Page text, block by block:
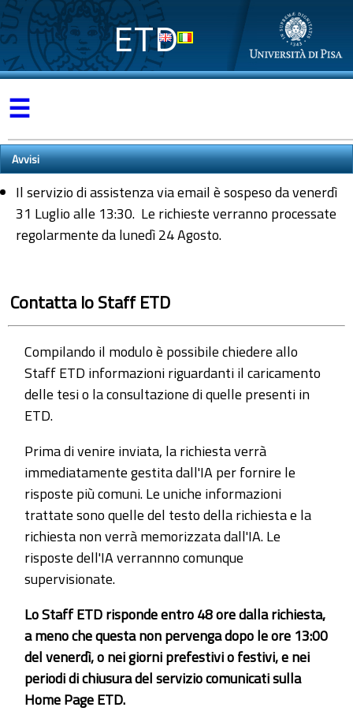
ETD
☰
Avvisi
Il servizio di assistenza via email è sospeso da venerdì
31 Luglio alle 13:30. Le richieste verranno processate
regolarmente da lunedì 24 Agosto.
Contatta lo Staff ETD
Compilando il modulo è possibile chiedere allo
Staff ETD informazioni riguardanti il caricamento
delle tesi o la consultazione di quelle presenti in
ETD.
Prima di venire inviata, la richiesta verrà
immediatamente gestita dall'IA per fornire le
risposte più comuni. Le uniche informazioni
trattate sono quelle del testo della richiesta e la
richiesta non verrà memorizzata dall'IA. Le
risposte dell'IA verrannno comunque
supervisionate.
Lo Staff ETD risponde entro 48 ore dalla richiesta,
a meno che questa non pervenga dopo le ore 13:00
del venerdì, o nei giorni prefestivi o festivi, e nei
periodi di chiusura del servizio comunicati sulla
Home Page ETD.